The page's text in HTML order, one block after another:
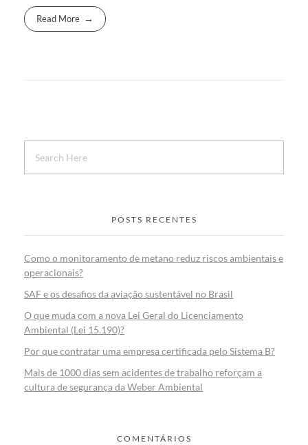
Read More
POSTS RECENTES
Como o monitoramento de metano reduz riscos ambientais e
operacionais?
SAF e os desafios da aviação sustentável no Brasil
O que muda com a nova Lei Geral do Licenciamento
Ambiental (Lei 15.190)?
Por que contratar uma empresa certificada pelo Sistema B?
Mais de 1000 dias sem acidentes de trabalho reforçam a
cultura de segurança da Weber Ambiental
COMENTÁRIOS